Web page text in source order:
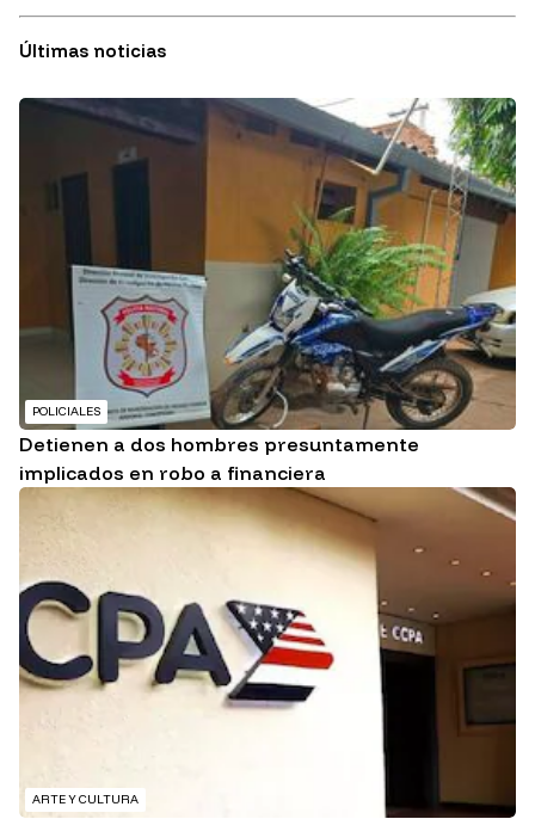
Últimas noticias
POLICIALES
Detienen a dos hombres presuntamente
implicados en robo a financiera
ARTE Y CULTURA